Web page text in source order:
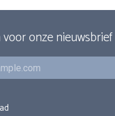
onze nieuwsbrief